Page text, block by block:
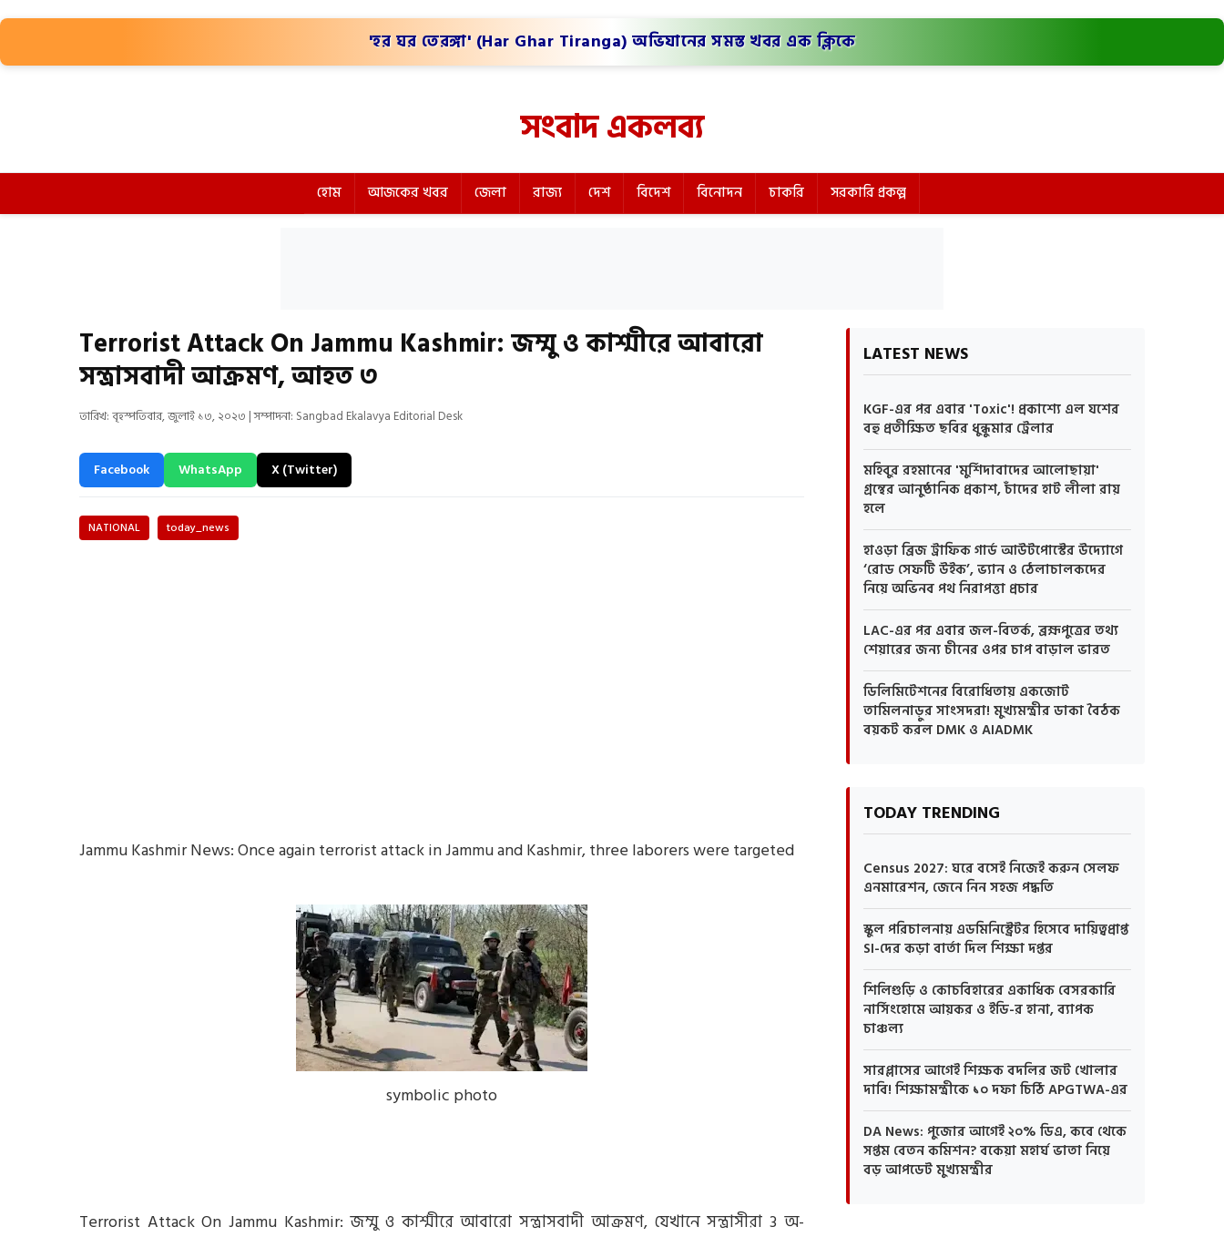
'হর ঘর তেরঙ্গা' (Har Ghar Tiranga) অভিযানের সমস্ত খবর এক ক্লিকে
সংবাদ একলব্য
হোম আজকের খবর জেলা রাজ্য দেশ বিদেশ বিনোদন চাকরি সরকারি প্রকল্প
Terrorist Attack On Jammu Kashmir: জম্মু ও কাশ্মীরে আবারো
সন্ত্রাসবাদী আক্রমণ, আহত ৩
তারিখ: বৃহস্পতিবার, জুলাই ১৩, ২০২৩ | সম্পাদনা: Sangbad Ekalavya Editorial Desk
Facebook WhatsApp X (Twitter)
NATIONAL today_news
Jammu Kashmir News: Once again terrorist attack in Jammu and Kashmir, three laborers were targeted
symbolic photo
Terrorist Attack On Jammu Kashmir: জম্মু ও কাশ্মীরে আবারো সন্ত্রাসবাদী আক্রমণ, যেখানে সন্ত্রাসীরা 3 অ-
LATEST NEWS
KGF-এর পর এবার 'Toxic'! প্রকাশ্যে এল যশের
বহু প্রতীক্ষিত ছবির ধুন্ধুমার ট্রেলার
মহিবুর রহমানের 'মুর্শিদাবাদের আলোছায়া'
গ্রন্থের আনুষ্ঠানিক প্রকাশ, চাঁদের হাট লীলা রায়
হলে
হাওড়া ব্রিজ ট্রাফিক গার্ড আউটপোস্টের উদ্যোগে
‘রোড সেফটি উইক’, ভ্যান ও ঠেলাচালকদের
নিয়ে অভিনব পথ নিরাপত্তা প্রচার
LAC-এর পর এবার জল-বিতর্ক, ব্রহ্মপুত্রের তথ্য
শেয়ারের জন্য চীনের ওপর চাপ বাড়াল ভারত
ডিলিমিটেশনের বিরোধিতায় একজোট
তামিলনাড়ুর সাংসদরা! মুখ্যমন্ত্রীর ডাকা বৈঠক
বয়কট করল DMK ও AIADMK
TODAY TRENDING
Census 2027: ঘরে বসেই নিজেই করুন সেলফ
এনমারেশন, জেনে নিন সহজ পদ্ধতি
স্কুল পরিচালনায় এডমিনিস্ট্রেটর হিসেবে দায়িত্বপ্রাপ্ত
SI-দের কড়া বার্তা দিল শিক্ষা দপ্তর
শিলিগুড়ি ও কোচবিহারের একাধিক বেসরকারি
নার্সিংহোমে আয়কর ও ইডি-র হানা, ব্যাপক
চাঞ্চল্য
সারপ্লাসের আগেই শিক্ষক বদলির জট খোলার
দাবি! শিক্ষামন্ত্রীকে ১০ দফা চিঠি APGTWA-এর
DA News: পুজোর আগেই ২০% ডিএ, কবে থেকে
সপ্তম বেতন কমিশন? বকেয়া মহার্ঘ ভাতা নিয়ে
বড় আপডেট মুখ্যমন্ত্রীর